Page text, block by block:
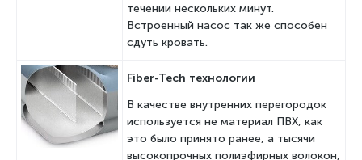
течении нескольких минут.
Встроенный насос так же способен
сдуть кровать.
Fiber-Tech технологии
В качестве внутренних перегородок
используется не материал ПВХ, как
это было принято ранее, а тысячи
высокопрочных полиэфирных волокон,